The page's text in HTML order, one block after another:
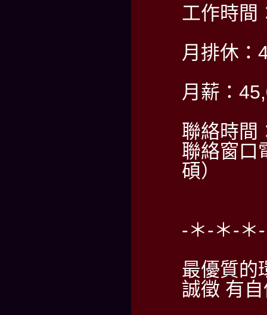
工作時間
月排休：
月薪：
聯絡時間
聯絡窗口
碩）
-＊-＊-＊
最優質的
誠徵 有